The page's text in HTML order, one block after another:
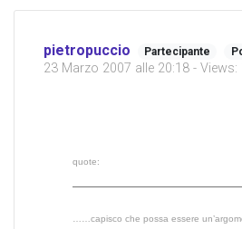
pietropuccio Partecipante
23 Marzo 2007 alle 20:18 - Views:
quote:
……capisco che possa essere